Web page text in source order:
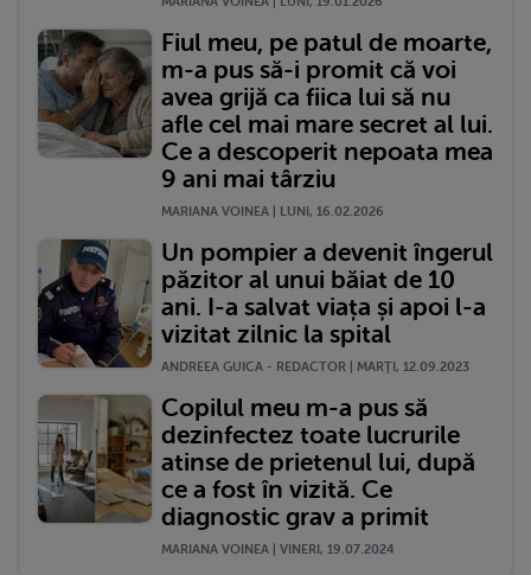
Fiul meu, pe patul de moarte,
m-a pus să-i promit că voi
avea grijă ca fiica lui să nu
afle cel mai mare secret al lui.
Ce a descoperit nepoata mea
9 ani mai târziu
MARIANA VOINEA | LUNI, 16.02.2026
Un pompier a devenit îngerul
păzitor al unui băiat de 10
ani. I-a salvat viața și apoi l-a
vizitat zilnic la spital
ANDREEA GUICA - REDACTOR | MARŢI, 12.09.2023
Copilul meu m-a pus să
dezinfectez toate lucrurile
atinse de prietenul lui, după
ce a fost în vizită. Ce
diagnostic grav a primit
MARIANA VOINEA | VINERI, 19.07.2024